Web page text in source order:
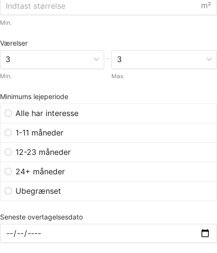
m²
Min.
Værelser
Min.
-
Max.
Minimums lejeperiode
Alle har interesse
1-11 måneder
12-23 måneder
24+ måneder
Ubegrænset
Seneste overtagelsesdato